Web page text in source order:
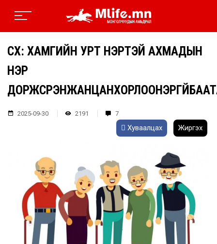
ҮСХ: ХАМГИЙН УРТ НЭРТЭЙ АХМАДЫН
НЭР
2025-09-30 2191 7
Хуваалцах Жиргэх